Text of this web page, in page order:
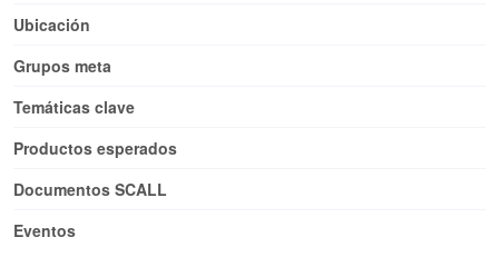
Ubicación
Grupos meta
Temáticas clave
Productos esperados
Documentos SCALL
Eventos